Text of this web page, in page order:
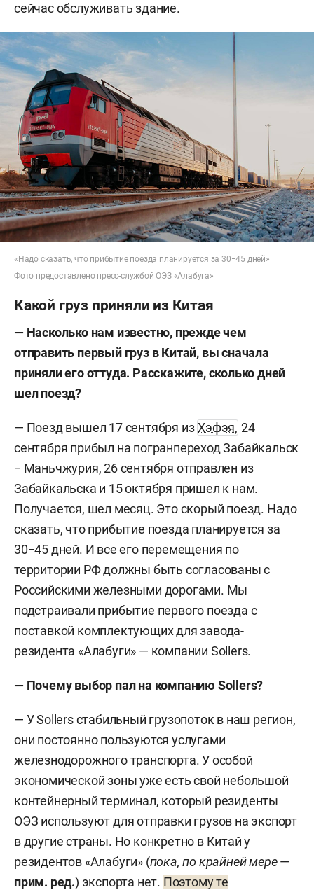
сейчас обслуживать здание.
«Надо сказать, что прибытие поезда планируется за 30−45 дней»
Фото предоставлено пресс-службой ОЭЗ «Алабуга»
Какой груз приняли из Китая
— Насколько нам известно, прежде чем
отправить первый груз в Китай, вы сначала
приняли его оттуда. Расскажите, сколько дней
шел поезд?
— Поезд вышел 17 сентября из Хэфэя, 24
сентября прибыл на погранпереход Забайкальск
− Маньчжурия, 26 сентября отправлен из
Забайкальска и 15 октября пришел к нам.
Получается, шел месяц. Это скорый поезд. Надо
сказать, что прибытие поезда планируется за
30−45 дней. И все его перемещения по
территории РФ должны быть согласованы с
Российскими железными дорогами. Мы
подстраивали прибытие первого поезда с
поставкой комплектующих для завода-
резидента «Алабуги» — компании Sollers.
— Почему выбор пал на компанию Sollers?
— У Sollers стабильный грузопоток в наш регион,
они постоянно пользуются услугами
железнодорожного транспорта. У особой
экономической зоны уже есть свой небольшой
контейнерный терминал, который резиденты
ОЭЗ используют для отправки грузов на экспорт
в другие страны. Но конкретно в Китай у
резидентов «Алабуги» (пока, по крайней мере—
прим. ред.) экспорта нет. Поэтому те